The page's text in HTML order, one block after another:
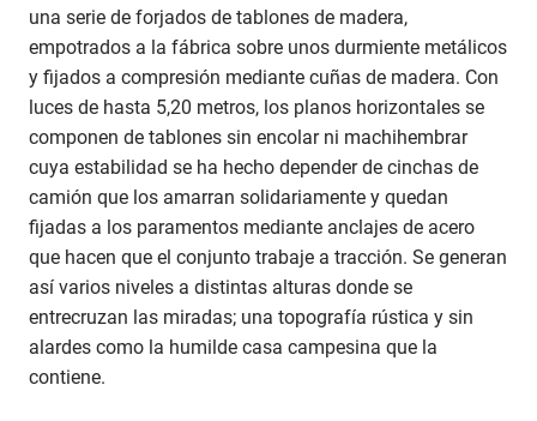
una serie de forjados de tablones de madera,
empotrados a la fábrica sobre unos durmiente metálicos
y fijados a compresión mediante cuñas de madera. Con
luces de hasta 5,20 metros, los planos horizontales se
componen de tablones sin encolar ni machihembrar
cuya estabilidad se ha hecho depender de cinchas de
camión que los amarran solidariamente y quedan
fijadas a los paramentos mediante anclajes de acero
que hacen que el conjunto trabaje a tracción. Se generan
así varios niveles a distintas alturas donde se
entrecruzan las miradas; una topografía rústica y sin
alardes como la humilde casa campesina que la
contiene.